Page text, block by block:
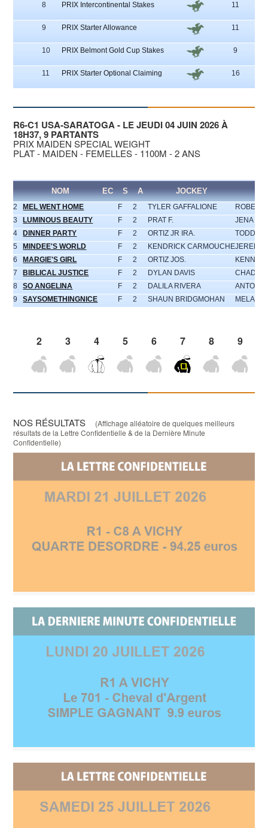
8
PRIX Intercontinental Stakes 11
9
PRIX Starter Allowance 11
10
PRIX Belmont Gold Cup Stakes 9
11
PRIX Starter Optional Claiming 16
R6-C1 USA-SARATOGA - LE JEUDI 04 JUIN 2026 À
18H37, 9 PARTANTS
PRIX MAIDEN SPECIAL WEIGHT
PLAT - MAIDEN - FEMELLES - 1100M - 2 ANS
NOM EC S A JOCKEY
2 MEL WENT HOME F 2 TYLER GAFFALIONE
ROBERT
3
LUMINOUS BEAUTY F 2 PRAT F.
JENA M.
4
DINNER PARTY F 2 ORTIZ JR IRA.
TODD A.
5
MINDEE'S WORLD F 2 KENDRICK CARMOUCHE
6
MARGIE'S GIRL F 2 ORTIZ JOS.
7
BIBLICAL JUSTICE F 2 DYLAN DAVIS
CHAD
8
SO ANGELINA F 2 DALILA RIVERA
9
SAYSOMETHINGNICE F 2 SHAUN BRIDGMOHAN
2 3 4 5 6 7 8 9
NOS RÉSULTATS
(Affichage alléatoire de quelques meilleurs
résultats de la Lettre Confidentielle & de la Dernière Minute
Confidentielle)